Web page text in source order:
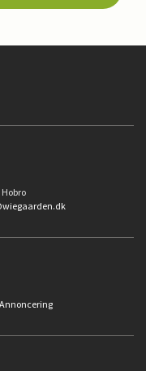
Annoncering